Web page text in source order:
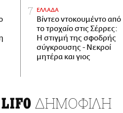
ΕΛΛΑΔΑ
Βίντεο ντοκουμέντο από
το τροχαίο στις Σέρρες:
Η στιγμή της σφοδρής
σύγκρουσης - Νεκροί
μητέρα και γιος
ΔΗΜΟΦΙΛΗ